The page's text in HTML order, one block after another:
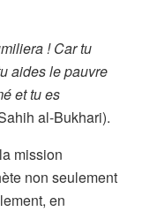
! Car tu
aides le pauvre
et tu es
al-Bukhari).
mission
non seulement
en